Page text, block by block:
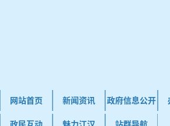
网站首页 新闻资讯 政府信息公开
政民互动 魅力江汉 站群导航